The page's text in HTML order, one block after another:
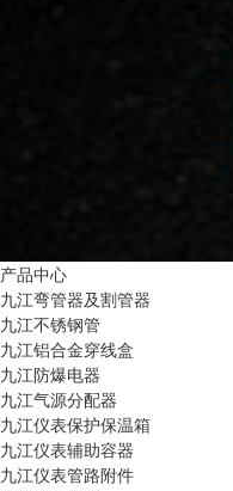
产品中心
九江弯管器及割管器
九江不锈钢管
九江铝合金穿线盒
九江防爆电器
九江气源分配器
九江仪表保护保温箱
九江仪表辅助容器
九江仪表管路附件